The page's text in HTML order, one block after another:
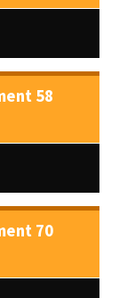
58
70